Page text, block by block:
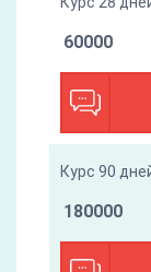
60000
Курс 90
180000